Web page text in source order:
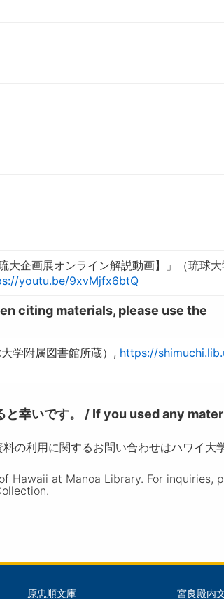
企画展オンライン解説動画】」（琉球大
youtu.be/9xvMjfx6btQ
citing materials, please use the
学附属図書館所蔵）, https://
と幸いです。 / If you used any
の利用に関するお問い合わせはハワイ大
Hawaii at Manoa Library. For inquiries,
原忠順文庫 宮良殿内